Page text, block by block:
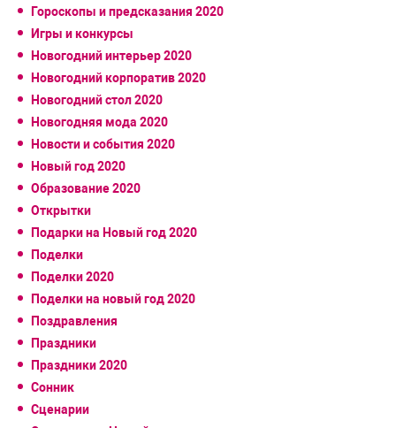
Гороскопы и предсказания 2020
Игры и конкурсы
Новогодний интерьер 2020
Новогодний корпоратив 2020
Новогодний стол 2020
Новогодняя мода 2020
Новости и события 2020
Новый год 2020
Образование 2020
Открытки
Подарки на Новый год 2020
Поделки
Поделки 2020
Поделки на новый год 2020
Поздравления
Праздники
Праздники 2020
Сонник
Сценарии